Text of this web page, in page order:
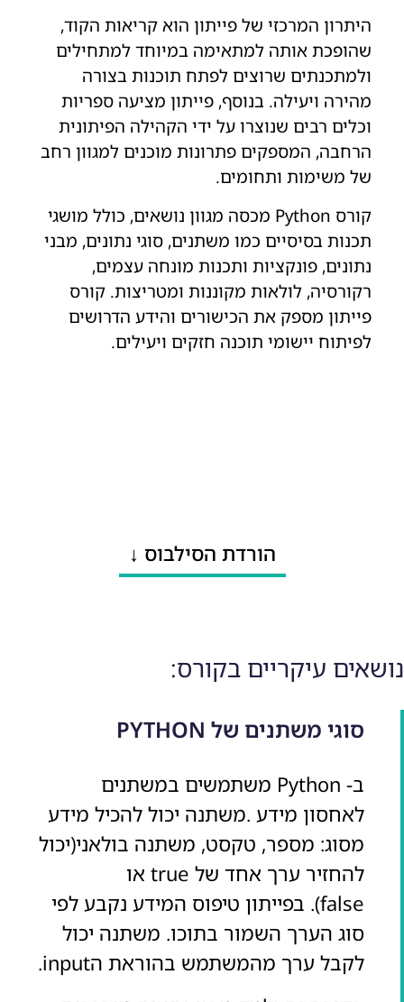
היתרון המרכזי של פייתון הוא קריאות הקוד,
שהופכת אותה למתאימה במיוחד למתחילים
ולמתכנתים שרוצים לפתח תוכנות בצורה
מהירה ויעילה. בנוסף, פייתון מציעה ספריות
וכלים רבים שנוצרו על ידי הקהילה הפיתונית
הרחבה, המספקים פתרונות מוכנים למגוון רחב
של משימות ותחומים.
קורס Python מכסה מגוון נושאים, כולל מושגי
תכנות בסיסיים כמו משתנים, סוגי נתונים, מבני
נתונים, פונקציות ותכנות מונחה עצמים,
רקורסיה, לולאות מקוננות ומטריצות. קורס
פייתון מספק את הכישורים והידע הדרושים
לפיתוח יישומי תוכנה חזקים ויעילים.
הורדת הסילבוס ↓
נושאים עיקריים בקורס:
סוגי משתנים של PYTHON
ב- Python משתמשים במשתנים
לאחסון מידע .משתנה יכול להכיל מידע
מסוג: מספר, טקסט, משתנה בולאני(יכול
להחזיר ערך אחד של true או
false). בפייתון טיפוס המידע נקבע לפי
סוג הערך השמור בתוכו. משתנה יכול
לקבל ערך מהמשתמש בהוראת הinput.